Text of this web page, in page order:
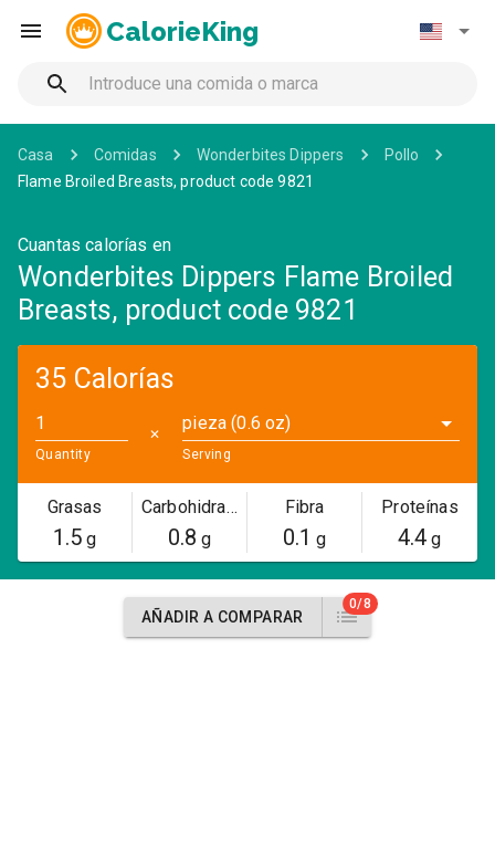
CalorieKing
Casa Comidas Wonderbites Dippers
Pollo
Flame Broiled Breasts, product code 9821
Cuantas calorías en
Wonderbites Dippers Flame Broiled
Breasts, product code 9821
35 Calorías
Quantity
✕
pieza (0.6 oz)
Serving
Grasas
1.5g
Carbohidratos
0.8 g
Fibra
0.1 g
Proteínas
4.4 g
AÑADIR A COMPARAR
0/8